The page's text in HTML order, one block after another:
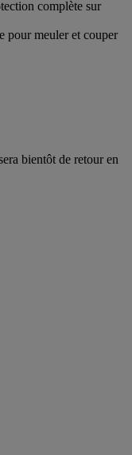
complète sur
pour meuler et couper
bientôt de retour en